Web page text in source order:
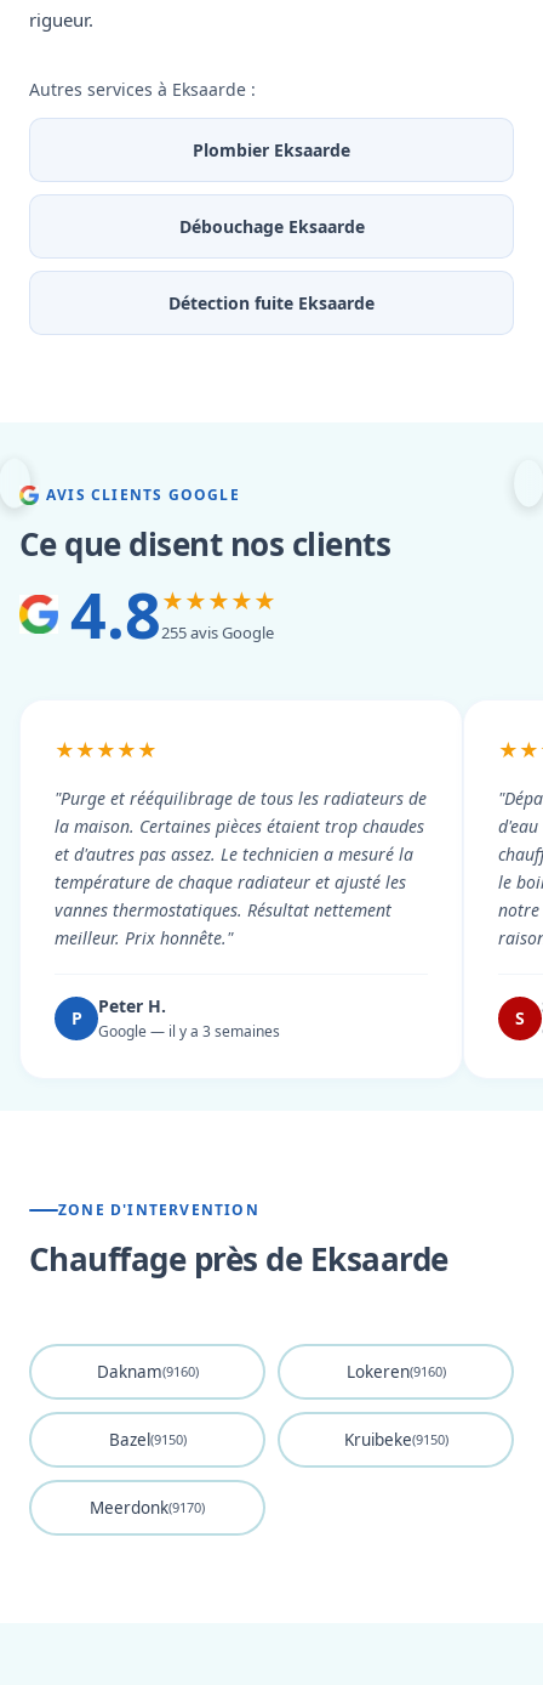
rigueur.
Autres services à Eksaarde :
Plombier Eksaarde
Débouchage Eksaarde
Détection fuite Eksaarde
AVIS CLIENTS GOOGLE
Ce que disent nos clients
4.8★★★★★
255 avis Google
★★★★★
"Purge et rééquilibrage de tous les radiateurs de
la maison. Certaines pièces étaient trop chaudes
et d'autres pas assez. Le technicien a mesuré la
température de chaque radiateur et ajusté les
vannes thermostatiques. Résultat nettement
meilleur. Prix honnête."
P
Peter H.
Google — il y a 3 semaines
le
notre
S
ZONE D'INTERVENTION
Chauffage près de Eksaarde
Daknam(9160) Lokeren(9160)
Bazel(9150) Kruibeke(9150)
Meerdonk(9170)